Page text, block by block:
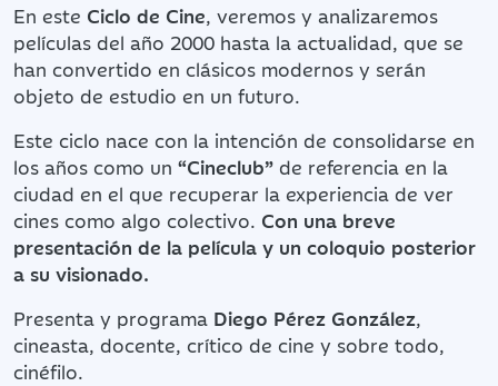
En este Ciclo de Cine, veremos y analizaremos
películas del año 2000 hasta la actualidad, que se
han convertido en clásicos modernos y serán
objeto de estudio en un futuro.
Este ciclo nace con la intención de consolidarse en
los años como un “Cineclub” de referencia en la
ciudad en el que recuperar la experiencia de ver
cines como algo colectivo. Con una breve
presentación de la película y un coloquio posterior
a su visionado.
Presenta y programa Diego Pérez González,
cineasta, docente, crítico de cine y sobre todo,
cinéfilo.